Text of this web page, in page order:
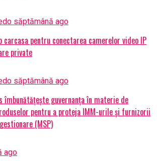
o săptămână ago
carcasa pentru conectarea camerelor video IP
private
o săptămână ago
îmbunătățește guvernanța în materie de
pentru a proteja IMM-urile și furnizorii
(MSP)
ago